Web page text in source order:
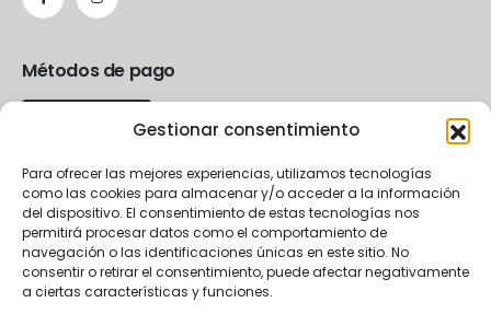
Gestionar consentimiento
Para ofrecer las mejores experiencias, utilizamos tecnologías
como las cookies para almacenar y/o acceder a la información
del dispositivo. El consentimiento de estas tecnologías nos
permitirá procesar datos como el comportamiento de
navegación o las identificaciones únicas en este sitio. No
consentir o retirar el consentimiento, puede afectar negativamente
a ciertas características y funciones.
Métodos de pago